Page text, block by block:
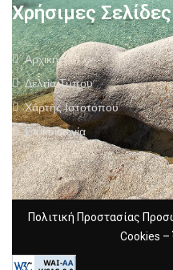
Χρήσιμες Σελίδες
Αρχική
Δελτία Τύπου
Χάρτης Ιστοτόπου
Επικοινωνία
Πολιτική Προστασίας
Cookies –